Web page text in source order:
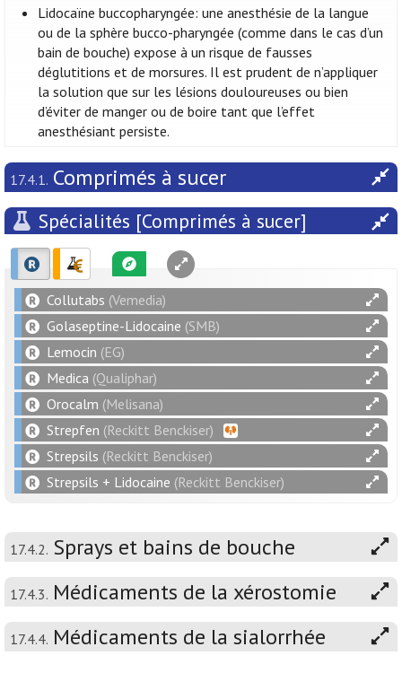
Lidocaïne buccopharyngée: une anesthésie de la langue
ou de la sphère bucco-pharyngée (comme dans le cas d’un
bain de bouche) expose à un risque de fausses
déglutitions et de morsures. Il est prudent de n’appliquer
la solution que sur les lésions douloureuses ou bien
d’éviter de manger ou de boire tant que l’effet
anesthésiant persiste.
17.4.1. Comprimés à sucer
Spécialités [Comprimés à sucer]
Collutabs (Vemedia)
Golaseptine-Lidocaine (SMB)
Lemocin (EG)
Medica (Qualiphar)
Orocalm (Melisana)
Strepfen (Reckitt Benckiser)
Strepsils (Reckitt Benckiser)
Strepsils + Lidocaine (Reckitt Benckiser)
17.4.2. Sprays et bains de bouche
17.4.3. Médicaments de la xérostomie
17.4.4. Médicaments de la sialorrhée